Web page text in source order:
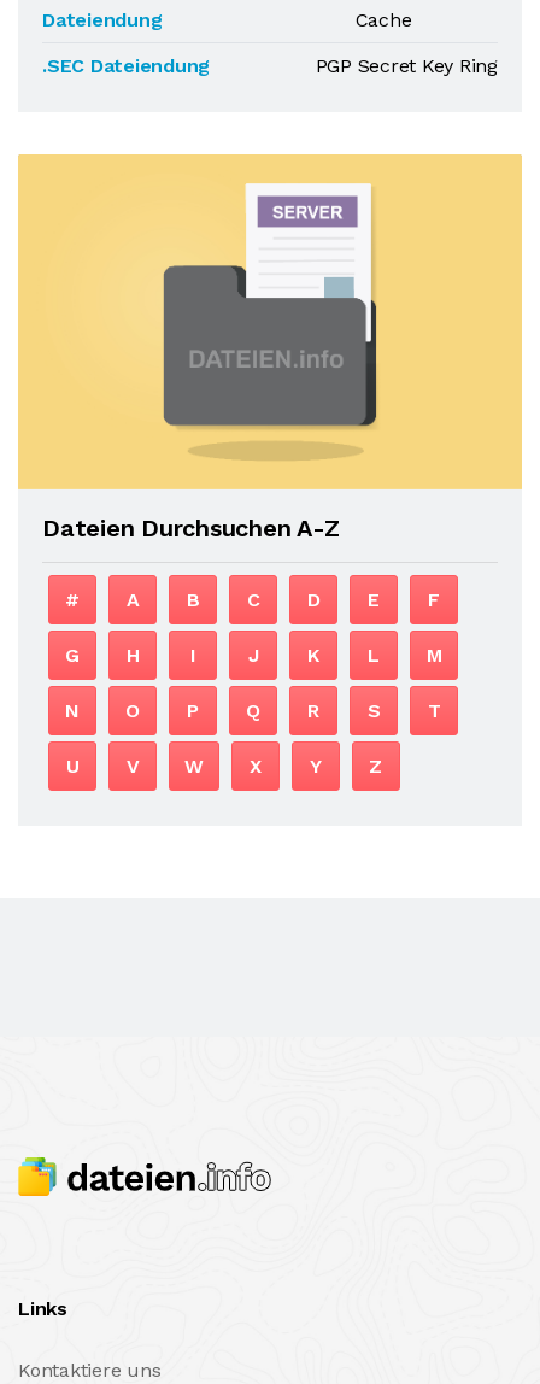
Dateiendung
Cache
.SEC Dateiendung
PGP Secret Key Ring
Dateien Durchsuchen A-Z
# A B C D E F
G H I J K L M
N O P Q R S T
U V W X Y Z
Links
Kontaktiere uns